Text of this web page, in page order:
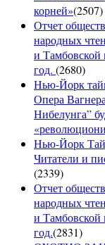
корней»(2507)
Отчет
народных
и Тамбовской
год. (2680)
Нью-Йорк
Опера
Нибелунга”
Нью-Йорк
Читатели и
(2339)
Отчет
народных
и Тамбовской
год.(2831)